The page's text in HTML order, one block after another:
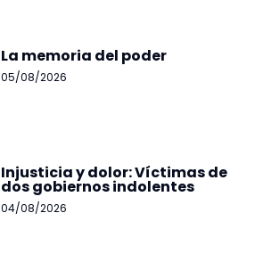
La memoria del poder
05/08/2026
Injusticia y dolor: Víctimas de
dos gobiernos indolentes
04/08/2026